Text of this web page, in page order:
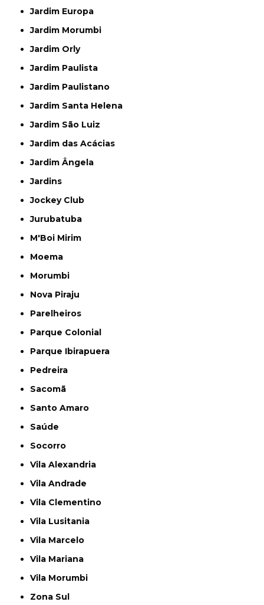
Jardim Europa
Jardim Morumbi
Jardim Orly
Jardim Paulista
Jardim Paulistano
Jardim Santa Helena
Jardim São Luiz
Jardim das Acácias
Jardim Ângela
Jardins
Jockey Club
Jurubatuba
M'Boi Mirim
Moema
Morumbi
Nova Piraju
Parelheiros
Parque Colonial
Parque Ibirapuera
Pedreira
Sacomã
Santo Amaro
Saúde
Socorro
Vila Alexandria
Vila Andrade
Vila Clementino
Vila Lusitania
Vila Marcelo
Vila Mariana
Vila Morumbi
Zona Sul